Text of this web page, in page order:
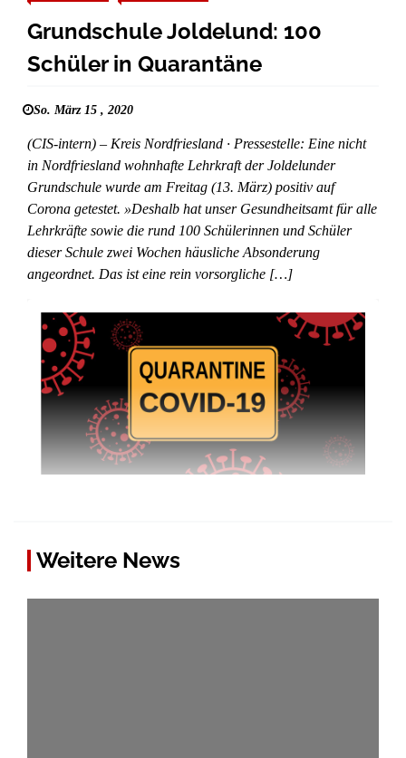
Grundschule Joldelund: 100
Schüler in Quarantäne
So. März 15 , 2020
(CIS-intern) – Kreis Nordfriesland · Pressestelle: Eine nicht
in Nordfriesland wohnhafte Lehrkraft der Joldelunder
Grundschule wurde am Freitag (13. März) positiv auf
Corona getestet. »Deshalb hat unser Gesundheitsamt für alle
Lehrkräfte sowie die rund 100 Schülerinnen und Schüler
dieser Schule zwei Wochen häusliche Absonderung
angeordnet. Das ist eine rein vorsorgliche […]
Weitere News